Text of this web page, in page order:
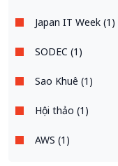
Japan IT Week (1)
SODEC (1)
Sao Khuê (1)
Hội thảo (1)
AWS (1)